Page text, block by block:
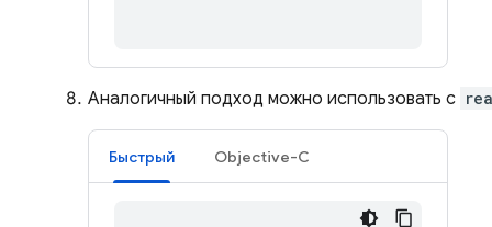
Аналогичный подход можно использовать с
Быстрый Objective-C